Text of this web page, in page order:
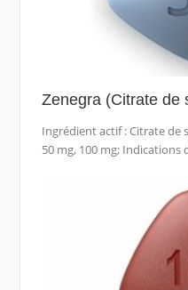
Zenegra (Citrate de
Ingrédient actif : Citrate de
50 mg, 100 mg; Indications